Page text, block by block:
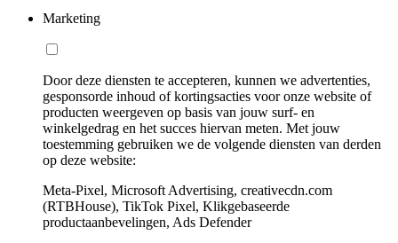
Marketing
Door deze diensten te accepteren, kunnen we advertenties,
gesponsorde inhoud of kortingsacties voor onze website of
producten weergeven op basis van jouw surf- en
winkelgedrag en het succes hiervan meten. Met jouw
toestemming gebruiken we de volgende diensten van derden
op deze website:
Meta-Pixel, Microsoft Advertising, creativecdn.com
(RTBHouse), TikTok Pixel, Klikgebaseerde
productaanbevelingen, Ads Defender